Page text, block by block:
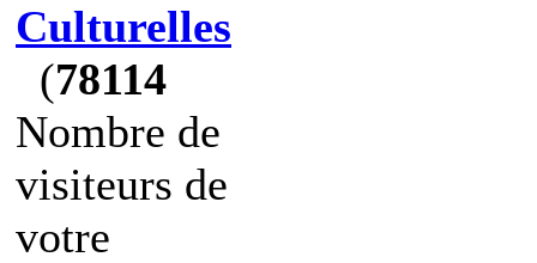
Culturelles
(78114
Nombre de
visiteurs de
votre